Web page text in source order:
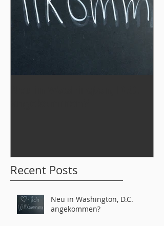
Recent Posts
Neu in Washington, D.C.
angekommen?